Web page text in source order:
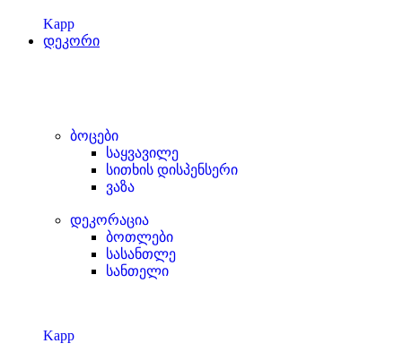
Kapp
დეკორი
ბოცები
საყვავილე
სითხის დისპენსერი
ვაზა
დეკორაცია
ბოთლები
სასანთლე
სანთელი
Kapp